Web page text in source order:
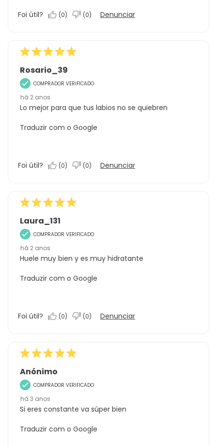
Foi útil? (0) (0) Denunciar
Rosario_39
COMPRADOR VERIFICADO
há 2 anos
Lo mejor para que tus labios no se quiebren
Traduzir com o Google
Foi útil? (0) (0) Denunciar
Laura_131
COMPRADOR VERIFICADO
há 2 anos
Huele muy bien y es muy hidratante
Traduzir com o Google
Foi útil? (0) (0) Denunciar
Anónimo
COMPRADOR VERIFICADO
há 3 anos
Si eres constante va súper bien
Traduzir com o Google